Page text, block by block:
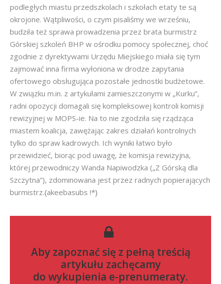
podległych miastu przedszkolach i szkołach etaty te są
okrojone. Wątpliwości, o czym pisaliśmy we wrześniu,
budziła też sprawa prowadzenia przez brata burmistrz
Górskiej szkoleń BHP w ośrodku pomocy społecznej, choć
zgodnie z dyrektywami Urzędu Miejskiego miała się tym
zajmować inna firma wyłoniona w drodze zapytania
ofertowego obsługująca pozostałe jednostki budżetowe.
W związku m.in. z artykułami zamieszczonymi w „Kurku”,
radni opozycji domagali się kompleksowej kontroli komisji
rewizyjnej w MOPS-ie. Na to nie zgodziła się rządząca
miastem koalicja, zawężając zakres działań kontrolnych
tylko do spraw kadrowych. Ich wyniki łatwo było
przewidzieć, biorąc pod uwagę, że komisja rewizyjna,
której przewodniczy Wanda Napiwodzka („Z Górską dla
Szczytna”), zdominowana jest przez radnych popierających
burmistrz.{akeebasubs !*}
Aby zapoznać się z pełną treścią
artykułu zachęcamy
do wykupienia e-prenumeraty.